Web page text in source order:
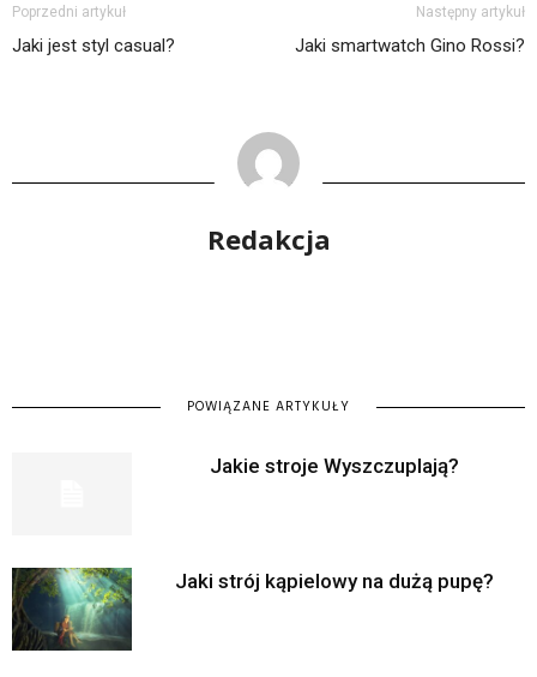
Poprzedni artykuł
Jaki jest styl casual?
Następny artykuł
Jaki smartwatch Gino Rossi?
Redakcja
POWIĄZANE ARTYKUŁY
Jakie stroje Wyszczuplają?
Jaki strój kąpielowy na dużą pupę?